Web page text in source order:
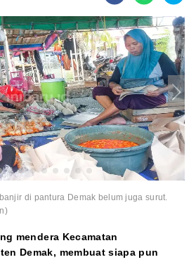
di pantura Demak belum juga surut.
mendera Kecamatan
Demak, membuat siapa pun